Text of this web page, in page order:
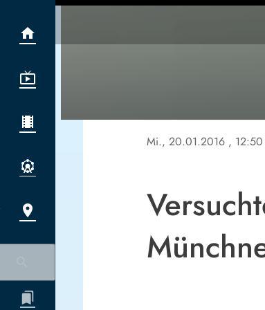
Mi., 20.01.2016 , 12:50